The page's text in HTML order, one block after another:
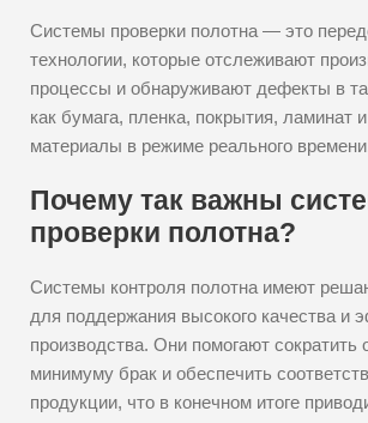
Системы проверки полотна — это
технологии, которые отслеживают
процессы и обнаруживают дефекты в
как бумага, пленка, покрытия, ламинат
материалы в режиме реального
Почему так важны
проверки полотна?
Системы контроля полотна имеют
для поддержания высокого качества и
производства. Они помогают сократить
минимуму брак и обеспечить
продукции, что в конечном итоге